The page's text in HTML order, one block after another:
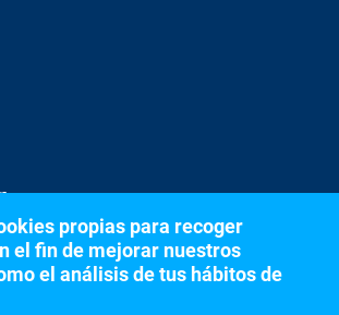
propias para recoger
el fin de mejorar nuestros
el análisis de tus hábitos de